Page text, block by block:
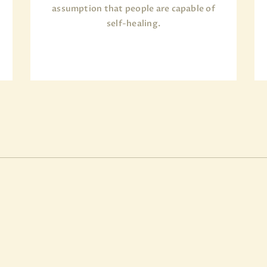
assumption that people are capable of
self-healing.